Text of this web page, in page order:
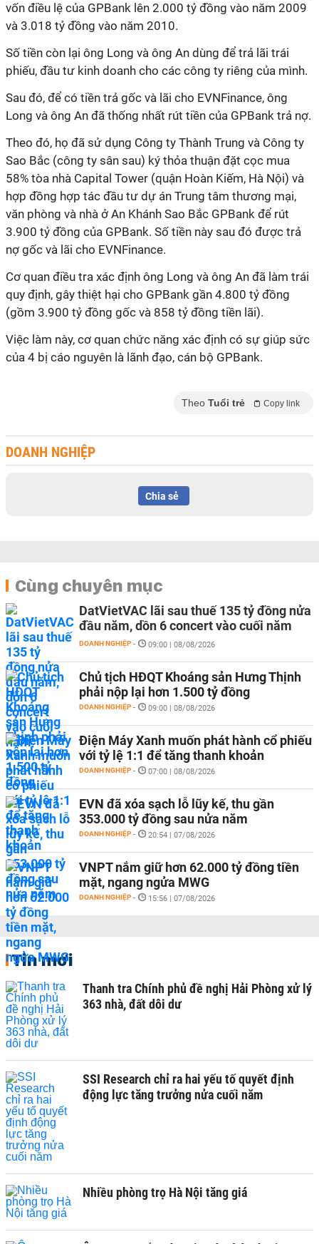
vốn điều lệ của GPBank lên 2.000 tỷ đồng vào năm 2009
và 3.018 tỷ đồng vào năm 2010.
Số tiền còn lại ông Long và ông An dùng để trả lãi trái
phiếu, đầu tư kinh doanh cho các công ty riêng của mình.
Sau đó, để có tiền trả gốc và lãi cho EVNFinance, ông
Long và ông An đã thống nhất rút tiền của GPBank trả nợ.
Theo đó, họ đã sử dụng Công ty Thành Trung và Công ty
Sao Bắc (công ty sân sau) ký thỏa thuận đặt cọc mua
58% tòa nhà Capital Tower (quận Hoàn Kiếm, Hà Nội) và
hợp đồng hợp tác đầu tư dự án Trung tâm thương mại,
văn phòng và nhà ở An Khánh Sao Bắc GPBank để rút
3.900 tỷ đồng của GPBank. Số tiền này sau đó được trả
nợ gốc và lãi cho EVNFinance.
Cơ quan điều tra xác định ông Long và ông An đã làm trái
quy định, gây thiệt hại cho GPBank gần 4.800 tỷ đồng
(gồm 3.900 tỷ đồng gốc và 858 tỷ đồng tiền lãi).
Việc làm này, cơ quan chức năng xác định có sự giúp sức
của 4 bị cáo nguyên là lãnh đạo, cán bộ GPBank.
Theo Tuổi trẻ Copy link
DOANH NGHIỆP
Chia sẻ
Cùng chuyên mục
DatVietVAC lãi sau thuế 135 tỷ đồng nửa
đầu năm, dồn 6 concert vào cuối năm
DOANH NGHIỆP - 09:00 | 08/08/2026
Chủ tịch HĐQT Khoáng sản Hưng Thịnh
phải nộp lại hơn 1.500 tỷ đồng
DOANH NGHIỆP - 09:00 | 08/08/2026
Điện Máy Xanh muốn phát hành cổ phiếu
với tỷ lệ 1:1 để tăng thanh khoản
DOANH NGHIỆP - 07:00 | 08/08/2026
EVN đã xóa sạch lỗ lũy kế, thu gần
353.000 tỷ đồng sau nửa năm
DOANH NGHIỆP - 20:54 | 07/08/2026
VNPT nắm giữ hơn 62.000 tỷ đồng tiền
mặt, ngang ngửa MWG
DOANH NGHIỆP - 15:56 | 07/08/2026
Tin mới
Thanh tra Chính phủ đề nghị Hải Phòng xử lý
363 nhà, đất dôi dư
SSI Research chỉ ra hai yếu tố quyết định
động lực tăng trưởng nửa cuối năm
Nhiều phòng trọ Hà Nội tăng giá